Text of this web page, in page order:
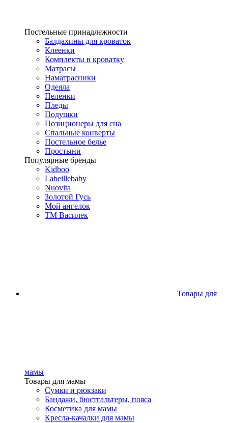
Постельные принадлежности
Балдахины для кроваток
Клеенки
Комплекты в кроватку
Матрасы
Наматрасники
Одеяла
Пеленки
Пледы
Подушки
Позиционеры для сна
Спальные конверты
Постельное белье
Простыни
Популярные бренды
Kidboo
Labeillebaby
Nuovita
Золотой Гусь
Мой ангелок
ТМ Василек
Товары для
мамы
Товары для мамы
Сумки и рюкзаки
Бандажи, бюстгальтеры, пояса
Косметика для мамы
Кресла-качалки для мамы